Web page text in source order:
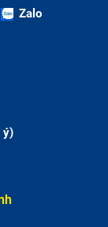
màn hình
như hầu
Zalo
ý)